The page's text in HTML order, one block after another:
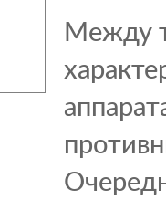
Между